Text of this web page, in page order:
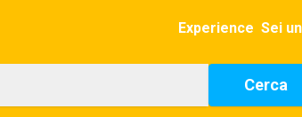
Experience Sei
Cerca